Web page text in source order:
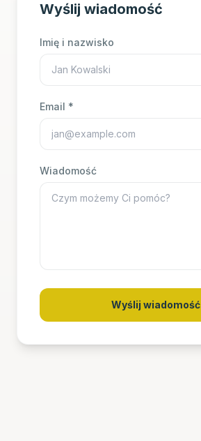
Wyślij wiadomość
Imię i nazwisko
Email *
Wiadomość
Wyślij wiadomość